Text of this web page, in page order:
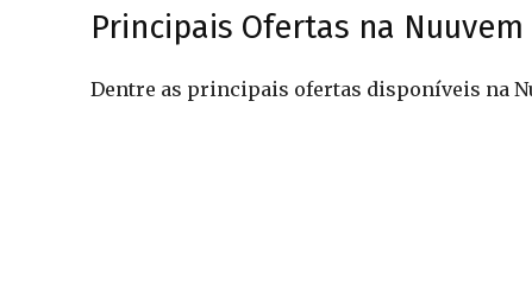
Principais Ofertas na Nuuvem
Dentre as principais ofertas disponíveis na